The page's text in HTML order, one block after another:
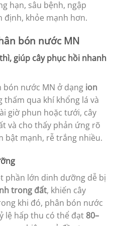
hạn, sâu bệnh, ngập
khỏe mạnh hơn.
bón nước MN
giúp cây phục hồi nhanh
bón nước MN ở dạng ion
thấm qua khí khổng lá và
giờ phun hoặc tưới, cây
và cho thấy phản ứng rõ
bật mạnh, rễ trắng nhiều.
phần lớn dinh dưỡng dễ bị
trong đất, khiến cây
khi đó, phân bón nước
lệ hấp thu có thể đạt 80–